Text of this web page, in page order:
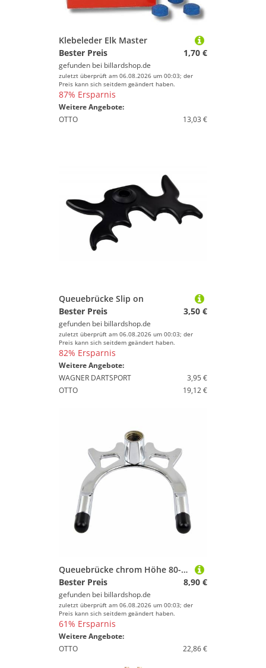
Klebeleder Elk Master
Bester Preis
1,70 €
gefunden bei billardshop.de
zuletzt überprüft am 06.08.2026 um 00:03; der
Preis kann sich seitdem geändert haben.
87% Ersparnis
Weitere Angebote:
OTTO
13,03 €
Queuebrücke Slip on
Bester Preis
3,50 €
gefunden bei billardshop.de
zuletzt überprüft am 06.08.2026 um 00:03; der
Preis kann sich seitdem geändert haben.
82% Ersparnis
Weitere Angebote:
WAGNER DARTSPORT
3,95 €
OTTO
19,12 €
Queuebrücke chrom Höhe 80-85 mm
Bester Preis
8,90 €
gefunden bei billardshop.de
zuletzt überprüft am 06.08.2026 um 00:03; der
Preis kann sich seitdem geändert haben.
61% Ersparnis
Weitere Angebote:
OTTO
22,86 €